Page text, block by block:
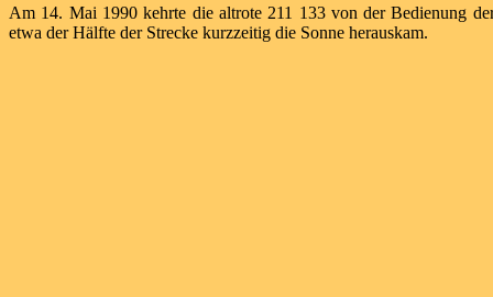
Am 14. Mai 1990 kehrte die altrote 211 133 von der Bedienung
etwa der Hälfte der Strecke kurzzeitig die Sonne herauskam.